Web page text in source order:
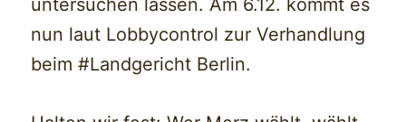
nun laut Lobbycontrol zur Verhandlung
beim #Landgericht Berlin.